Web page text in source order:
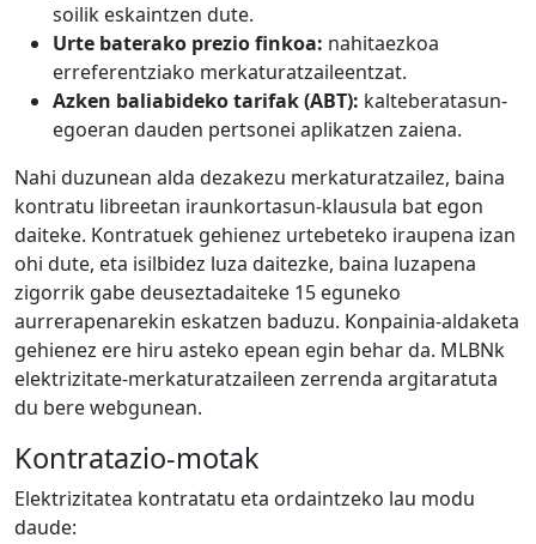
soilik eskaintzen dute.
Urte baterako prezio finkoa: nahitaezkoa
erreferentziako merkaturatzaileentzat.
Azken baliabideko tarifak (ABT): kalteberatasun-
egoeran dauden pertsonei aplikatzen zaiena.
Nahi duzunean alda dezakezu merkaturatzailez, baina
kontratu libreetan iraunkortasun-klausula bat egon
daiteke. Kontratuek gehienez urtebeteko iraupena izan
ohi dute, eta isilbidez luza daitezke, baina luzapena
zigorrik gabe deuseztadaiteke 15 eguneko
aurrerapenarekin eskatzen baduzu. Konpainia-aldaketa
gehienez ere hiru asteko epean egin behar da. MLBNk
elektrizitate-merkaturatzaileen zerrenda argitaratuta
du bere webgunean.
Kontratazio-motak
Elektrizitatea kontratatu eta ordaintzeko lau modu
daude: